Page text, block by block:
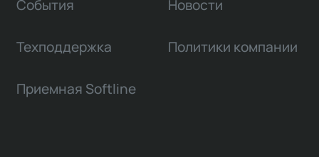
События Новости
Техподдержка Политики компании
Приемная Softline